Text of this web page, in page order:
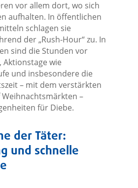
vor allem dort, wo sich
aufhalten. In öffentlichen
schlagen sie
der „Rush-Hour“ zu. In
sind die Stunden vor
Aktionstage wie
und insbesondere die
– mit dem verstärkten
–
für Diebe.
der Täter:
und schnelle